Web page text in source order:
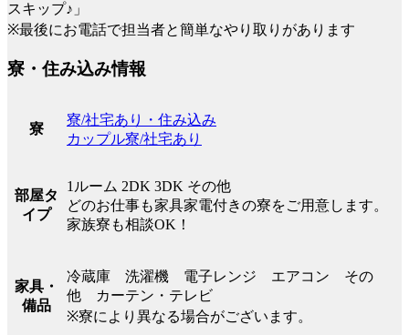
スキップ♪」
※最後にお電話で担当者と簡単なやり取りがあります
寮・住み込み情報
寮
寮/社宅あり・住み込み
カップル寮/社宅あり
部屋タ
イプ
1ルーム 2DK 3DK その他
どのお仕事も家具家電付きの寮をご用意します。
家族寮も相談OK！
家具・
備品
冷蔵庫 洗濯機 電子レンジ エアコン その
他 カーテン・テレビ
※寮により異なる場合がございます。